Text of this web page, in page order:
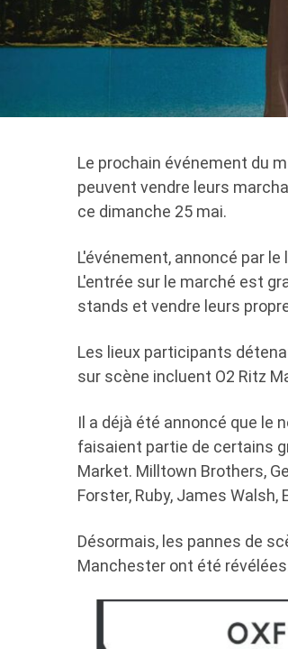
Le prochain événement du
peuvent vendre leurs
ce dimanche 25 mai.
L'événement, annoncé par
L'entrée sur le marché est
stands et vendre leurs
Les lieux participants
sur scène incluent O2 Ritz
Il a déjà été annoncé que le
faisaient partie de certains
Market. Milltown Brothers,
Forster, Ruby, James Walsh,
Désormais, les pannes de
Manchester ont été